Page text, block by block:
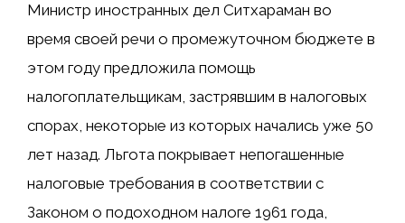
Министр иностранных дел Ситхараман во
время своей речи о промежуточном бюджете в
этом году предложила помощь
налогоплательщикам, застрявшим в налоговых
спорах, некоторые из которых начались уже 50
лет назад. Льгота покрывает непогашенные
налоговые требования в соответствии с
Законом о подоходном налоге 1961 года,